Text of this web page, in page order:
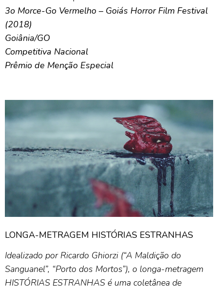
3o Morce-Go Vermelho – Goiás Horror Film Festival
(2018)
Goiânia/GO
Competitiva Nacional
Prêmio de Menção Especial
LONGA-METRAGEM HISTÓRIAS ESTRANHAS
Idealizado por Ricardo Ghiorzi (“A Maldição do
Sanguanel”, “Porto dos Mortos”), o longa-metragem
HISTÓRIAS ESTRANHAS é uma coletânea de